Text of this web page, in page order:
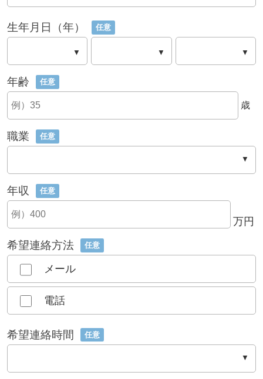
生年月日（年） 任意
年齢 任意
歳
職業 任意
年収 任意
万円
希望連絡方法 任意
メール
電話
希望連絡時間 任意